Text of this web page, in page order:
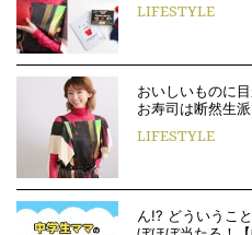
LIFESTYLE
おいしいものに
お寿司は断然生
LIFESTYLE
ん!? どういうこ